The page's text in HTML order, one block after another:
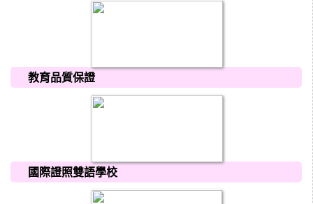
教育品質保證
國際證照雙語學校